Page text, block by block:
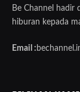
Be Channel hadir
hiburan kepada
Email :